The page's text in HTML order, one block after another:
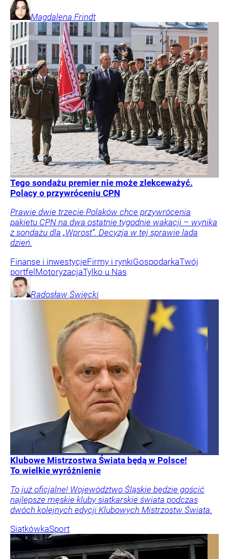
Magdalena Frindt
Tego sondażu premier nie może zlekceważyć.
Polacy o przywróceniu CPN
Prawie dwie trzecie Polaków chce przywrócenia
pakietu CPN na dwa ostatnie tygodnie wakacji – wynika
z sondażu dla „Wprost”. Decyzja w tej sprawie lada
dzień.
Finanse i inwestycjeFirmy i rynkiGospodarkaTwój
portfelMotoryzacjaTylko u Nas
Radosław Święcki
Klubowe Mistrzostwa Świata będą w Polsce!
To wielkie wyróżnienie
To już oficjalne! Województwo Śląskie będzie gościć
najlepsze męskie kluby siatkarskie świata podczas
dwóch kolejnych edycji Klubowych Mistrzostw Świata.
SiatkówkaSport